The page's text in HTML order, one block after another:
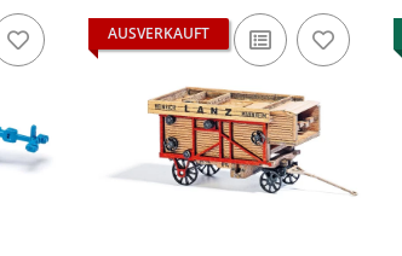
AUSVERKAUFT